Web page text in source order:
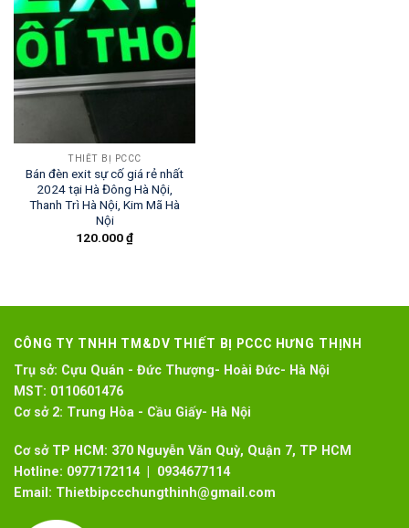
THIẾT BỊ PCCC
Bán đèn exit sự cố giá rẻ nhất
2024 tại Hà Đông Hà Nội,
Thanh Trì Hà Nội, Kim Mã Hà
Nội
120.000₫
CÔNG TY TNHH TM&DV THIẾT BỊ PCCC HƯNG THỊNH
Trụ sở: Cựu Quán - Đức Thượng- Hoài Đức- Hà Nội
MST: 0110601476
Cơ sở 2: Trung Hòa - Cầu Giấy- Hà Nội
Cơ sở TP HCM: 370 Nguyễn Văn Quỳ, Quận 7, TP HCM
Hotline: 0977172114 | 0934677114
Email: Thietbipccchungthinh@gmail.com